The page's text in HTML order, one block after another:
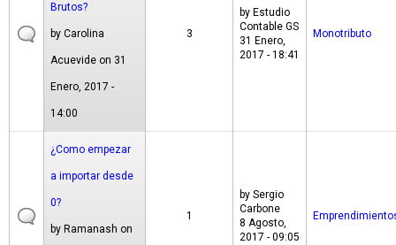
Brutos?
by Carolina
Acuevide on 31
Enero, 2017 -
14:00
3
by Estudio
Contable GS
31 Enero,
2017 - 18:41
Monotributo
¿Como empezar
a importar desde
0?
by Ramanash on
1
by Sergio
Carbone
8 Agosto,
2017 - 09:05